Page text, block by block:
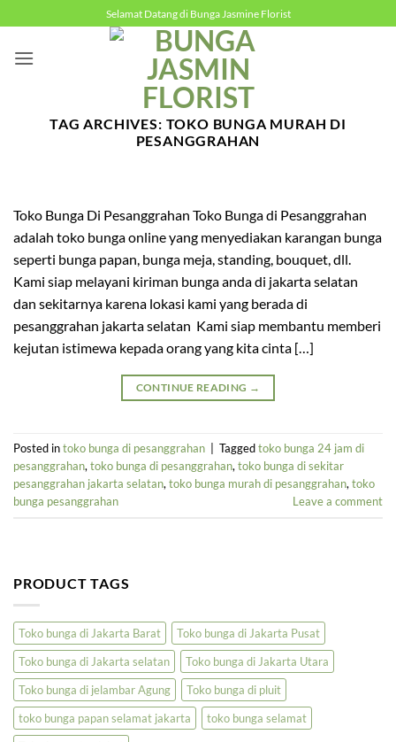
to
content
Selamat Datang di Bunga Jasmine Florist
TAG ARCHIVES: TOKO BUNGA MURAH DI
PESANGGRAHAN
Toko Bunga Di Pesanggrahan Toko Bunga di Pesanggrahan
adalah toko bunga online yang menyediakan karangan bunga
seperti bunga papan, bunga meja, standing, bouquet, dll.
Kami siap melayani kiriman bunga anda di jakarta selatan
dan sekitarnya karena lokasi kami yang berada di
pesanggrahan jakarta selatan Kami siap membantu memberi
kejutan istimewa kepada orang yang kita cinta […]
CONTINUE READING →
Posted intoko bunga di pesanggrahan Taggedtoko bunga 24 jam di
pesanggrahan,toko bunga di pesanggrahan,toko bunga di sekitar
pesanggrahan jakarta selatan,toko bunga murah di pesanggrahan,toko
bunga pesanggrahan
Leave a comment
PRODUCT TAGS
Toko bunga di Jakarta Barat
Toko bunga di Jakarta Pusat
Toko bunga di Jakarta selatan
Toko bunga di Jakarta Utara
Toko bunga di jelambar Agung
Toko bunga di pluit
toko bunga papan selamat jakarta
toko bunga selamat